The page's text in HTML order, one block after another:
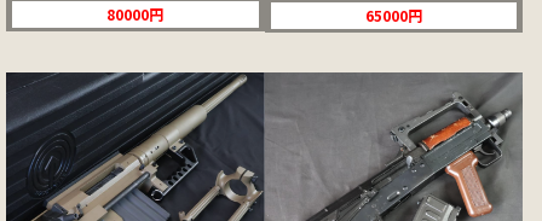
80000円
65000円